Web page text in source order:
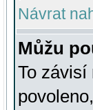
Návrat
Můžu
To závisí